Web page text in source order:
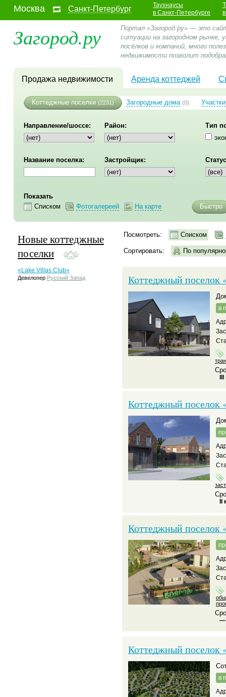
Москва Санкт-Петербург
Таухнаусы
в Санкт-Петербурге
Загород.ру
Портал «Загород.ру» — это
ситуации на загородном
посёлков и компаний, много
недвижимости позволит
Продажа недвижимости Аренда коттеджей
Коттеджные поселки (2231) Загородные дома (0) Участки
Направление/шоссе: Район:
Тип
Название поселка: Застройщик:
Показать
Списком
Фотогалереей На карте Быстро
Новые коттеджные
поселки
«Lake Villas Club»
Девелопер Русский Запад
Посмотреть: Списком
Сортировать: По
Коттеджный поселок
в
Коттеджный поселок
Коттеджный поселок
—
Коттеджный поселок
в